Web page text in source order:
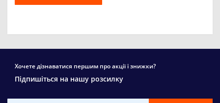
Хочете дізнаватися першим про акції і знижки?
Підпишіться на нашу розсилку